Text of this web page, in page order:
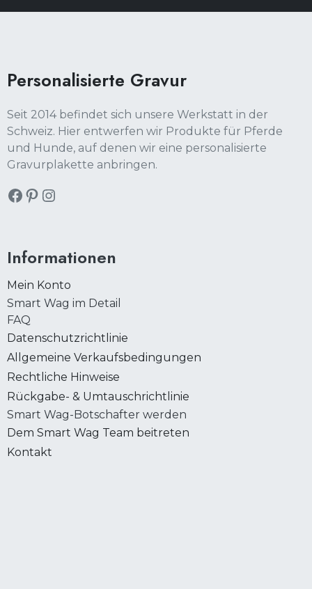
Personalisierte Gravur
Seit 2014 befindet sich unsere Werkstatt in der
Schweiz. Hier entwerfen wir Produkte für Pferde
und Hunde, auf denen wir eine personalisierte
Gravurplakette anbringen.
Facebook
Pinterest
Instagram
Informationen
Mein Konto
Smart Wag im Detail
FAQ
Datenschutzrichtlinie
Allgemeine Verkaufsbedingungen
Rechtliche Hinweise
Rückgabe- & Umtauschrichtlinie
Smart Wag-Botschafter werden
Dem Smart Wag Team beitreten
Kontakt